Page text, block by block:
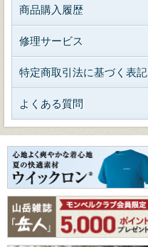
商品購入履歴
修理サービス
特定商取引法に基づく表記
よくある質問